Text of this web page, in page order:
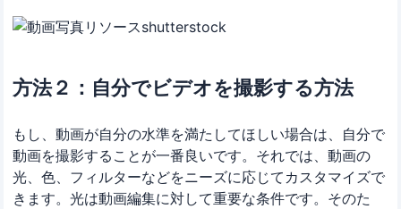
方法２：自分でビデオを撮影する方法
もし、動画が自分の水準を満たしてほしい場合は、自分で
動画を撮影することが一番良いです。それでは、動画の
光、色、フィルターなどをニーズに応じてカスタマイズで
きます。光は動画編集に対して重要な条件です。そのた